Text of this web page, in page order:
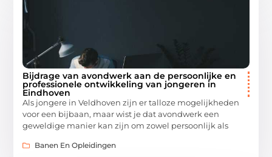
Bijdrage van avondwerk aan de persoonlijke en
professionele ontwikkeling van jongeren in
Eindhoven
Als jongere in Veldhoven zijn er talloze mogelijkheden
voor een bijbaan, maar wist je dat avondwerk een
geweldige manier kan zijn om zowel persoonlijk als
Banen En Opleidingen